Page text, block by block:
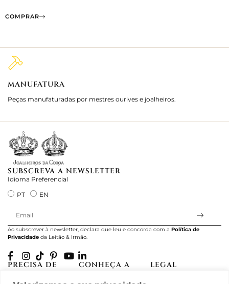
COMPRAR
MANUFATURA
Peças manufaturadas por mestres ourives e joalheiros.
SUBSCREVA A NEWSLETTER
Idioma Preferencial
PT
EN
Ao subscrever à newsletter, declara que leu e concorda com a Política de
Privacidade da Leitão & Irmão.
PRECISA DE
CONHEÇA A
LEGAL